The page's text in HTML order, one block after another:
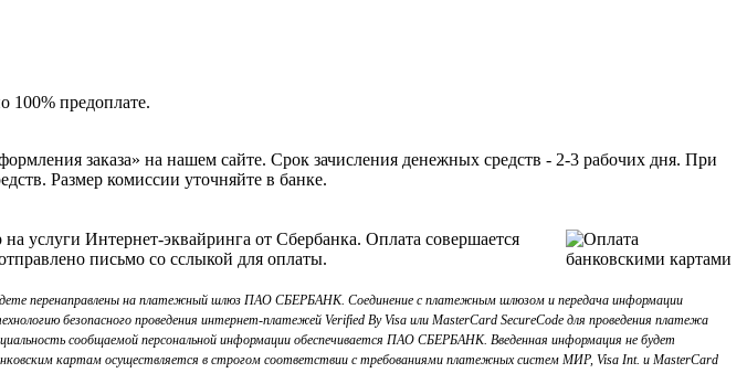
100% предоплате.
заказа» на нашем сайте. Срок зачисления денежных средств - 2-3 рабочих дня. При
Размер комиссии уточняйте в банке.
услуги Интернет-эквайринга от Сбербанка. Оплата совершается
письмо со сслыкой для оплаты.
перенаправлены на платежный шлюз ПАО СБЕРБАНК. Соединение с платежным шлюзом и передача информации
безопасного проведения интернет-платежей Verified By Visa или MasterCard SecureCode для проведения платежа
сообщаемой персональной информации обеспечивается ПАО СБЕРБАНК. Введенная информация не будет
картам осуществляется в строгом соответствии с требованиями платежных систем МИР, Visa Int. и MasterCard